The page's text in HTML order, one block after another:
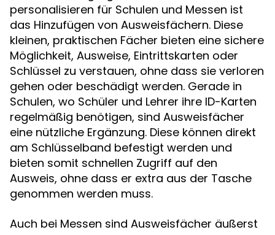
personalisieren für Schulen und Messen ist
das Hinzufügen von Ausweisfächern. Diese
kleinen, praktischen Fächer bieten eine sichere
Möglichkeit, Ausweise, Eintrittskarten oder
Schlüssel zu verstauen, ohne dass sie verloren
gehen oder beschädigt werden. Gerade in
Schulen, wo Schüler und Lehrer ihre ID-Karten
regelmäßig benötigen, sind Ausweisfächer
eine nützliche Ergänzung. Diese können direkt
am Schlüsselband befestigt werden und
bieten somit schnellen Zugriff auf den
Ausweis, ohne dass er extra aus der Tasche
genommen werden muss.
Auch bei Messen sind Ausweisfächer äußerst